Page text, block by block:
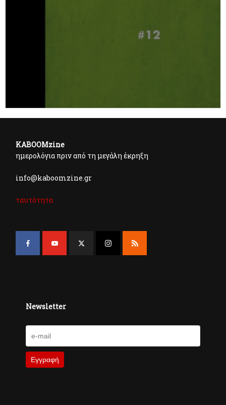
KABOOMzine
ημερολόγια πριν από τη μεγάλη έκρηξη
info@kaboomzine.gr
ταυτότητα
Newsletter